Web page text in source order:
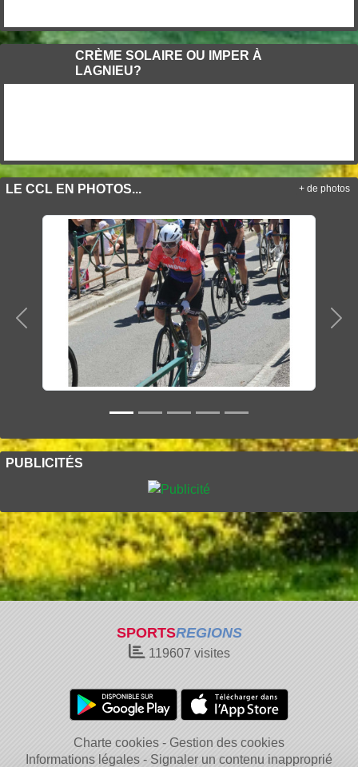
CRÈME SOLAIRE OU IMPER À
LAGNIEU?
LE CCL EN PHOTOS...
Précedent
+ de photos
PUBLICITÉS
SPORTSREGIONS
119607 visites
Charte cookies
Gestion des cookies
Informations légales
Signaler un contenu inapproprié